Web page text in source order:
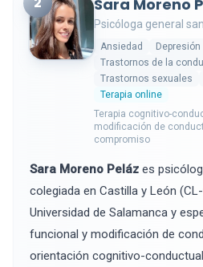
Sara Moreno
Psicóloga general
Ansiedad
Depresión
Trastornos de la
Trastornos sexuales
Terapia online
Terapia cognitivo-
modificación de
compromiso
Sara Moreno Peláz es
colegiada en Castilla y León
Universidad de Salamanca y
funcional y modificación de
orientación cognitivo-